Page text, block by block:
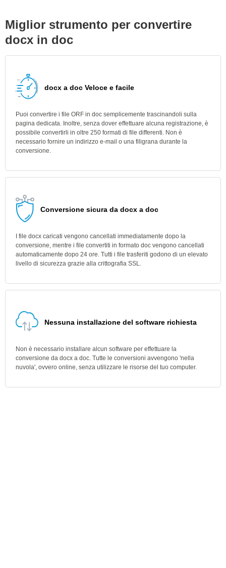
Miglior strumento per convertire
docx in doc
docx a doc Veloce e facile
Puoi convertire i file ORF in doc semplicemente trascinandoli sulla
pagina dedicata. Inoltre, senza dover effettuare alcuna registrazione, è
possibile convertirli in oltre 250 formati di file differenti. Non è
necessario fornire un indirizzo e-mail o una filigrana durante la
conversione.
Conversione sicura da docx a doc
I file docx caricati vengono cancellati immediatamente dopo la
conversione, mentre i file convertiti in formato doc vengono cancellati
automaticamente dopo 24 ore. Tutti i file trasferiti godono di un elevato
livello di sicurezza grazie alla crittografia SSL.
Nessuna installazione del software richiesta
Non è necessario installare alcun software per effettuare la
conversione da docx a doc. Tutte le conversioni avvengono 'nella
nuvola', ovvero online, senza utilizzare le risorse del tuo computer.